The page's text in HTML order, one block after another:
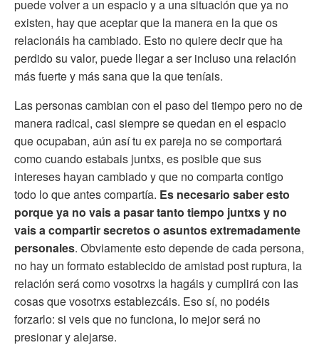
puede volver a un espacio y a una situación que ya no
existen, hay que aceptar que la manera en la que os
relacionáis ha cambiado. Esto no quiere decir que ha
perdido su valor, puede llegar a ser incluso una relación
más fuerte y más sana que la que teníais.
Las personas cambian con el paso del tiempo pero no de
manera radical, casi siempre se quedan en el espacio
que ocupaban, aún así tu ex pareja no se comportará
como cuando estabais juntxs, es posible que sus
intereses hayan cambiado y que no comparta contigo
todo lo que antes compartía. Es necesario saber esto
porque ya no vais a pasar tanto tiempo juntxs y no
vais a compartir secretos o asuntos extremadamente
personales. Obviamente esto depende de cada persona,
no hay un formato establecido de amistad post ruptura, la
relación será como vosotrxs la hagáis y cumplirá con las
cosas que vosotrxs establezcáis. Eso sí, no podéis
forzarlo: si veis que no funciona, lo mejor será no
presionar y alejarse.